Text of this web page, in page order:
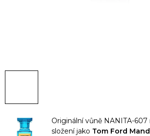
Originální vůně NANITA-
složení jako Tom Ford